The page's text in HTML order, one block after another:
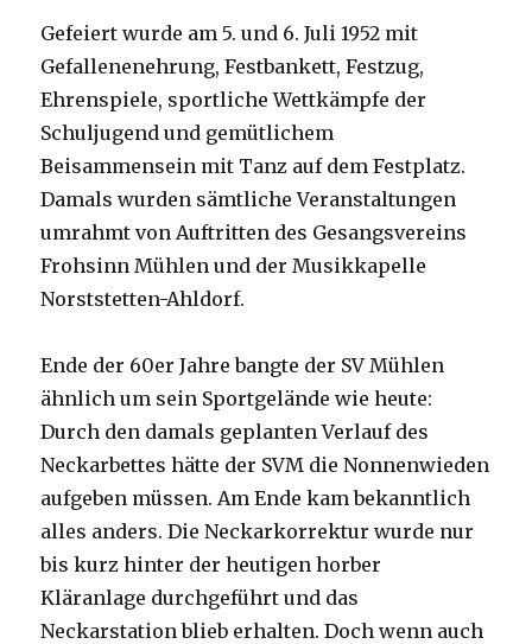
Gefeiert wurde am 5. und 6. Juli 1952 mit
Gefallenenehrung, Festbankett, Festzug,
Ehrenspiele, sportliche Wettkämpfe der
Schuljugend und gemütlichem
Beisammensein mit Tanz auf dem Festplatz.
Damals wurden sämtliche Veranstaltungen
umrahmt von Auftritten des Gesangsvereins
Frohsinn Mühlen und der Musikkapelle
Norststetten-Ahldorf.
Ende der 60er Jahre bangte der SV Mühlen
ähnlich um sein Sportgelände wie heute:
Durch den damals geplanten Verlauf des
Neckarbettes hätte der SVM die Nonnenwieden
aufgeben müssen. Am Ende kam bekanntlich
alles anders. Die Neckarkorrektur wurde nur
bis kurz hinter der heutigen horber
Kläranlage durchgeführt und das
Neckarstation blieb erhalten. Doch wenn auch